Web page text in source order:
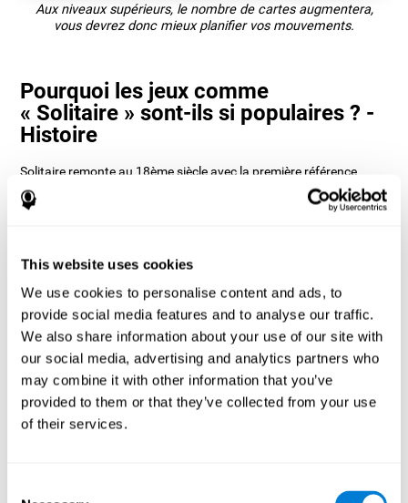
This website uses cookies
We use cookies to personalise content and ads, to
provide social media features and to analyse our traffic.
We also share information about your use of our site with
our social media, advertising and analytics partners who
may combine it with other information that you’ve
provided to them or that they’ve collected from your use
of their services.
Aux niveaux supérieurs, le nombre de cartes augmentera,
vous devrez donc mieux planifier vos mouvements.
Pourquoi les jeux comme
« Solitaire » sont-ils si populaires ? -
Histoire
Solitaire remonte au 18ème siècle avec la première référence
dans un livre allemand appelé Das neue Königliche L'Hombre-Spiel
de 1783. Dans cette référence, il semble qu'il s'agissait d'un jeu de
s'appelle Klondike et c'est celle utilisée dans les versions
ordinateur et mobile. CogniFit, voyant qu'il s'agit d'un jeu avec
tant d'histoire et de polyvalence, a décidé de créer un jeu
classique avec des touches spéciales pour entraîner diverses
compétences cognitives telles que la mémoire à court terme, la
planification et la surveillance.
Comment le jeu d'esprit « Solitaire »
améliore-t-il mes capacités
Jouer à plusieurs reprises et s'entraîner régulièrement avec le